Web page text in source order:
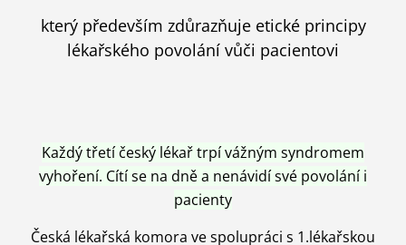
který především zdůrazňuje etické principy
lékařského povolání vůči pacientovi
Každý třetí český lékař trpí vážným syndromem
vyhoření. Cítí se na dně a nenávidí své povolání i
pacienty
Česká lékařská komora ve spolupráci s 1.lékařskou